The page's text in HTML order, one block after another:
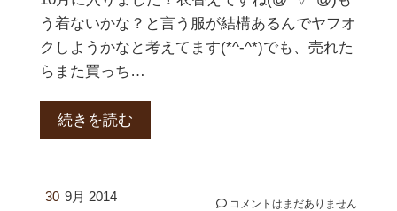
う着ないかな？と言う服が結構あるんでヤフオ
クしようかなと考えてます(*^-^*)でも、売れた
らまた買っち…
続きを読む
30 9月 2014 コメントはまだありません